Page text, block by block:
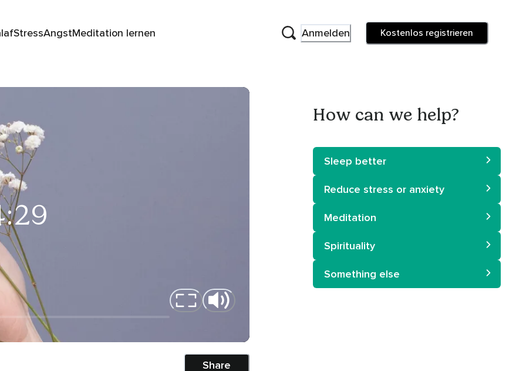
StressAngstMeditation lernen Anmelden Kostenlos registrieren
Share
How can we help?
Sleep better
Reduce stress or anxiety
Meditation
Spirituality
Something else